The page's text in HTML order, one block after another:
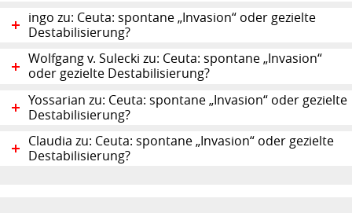
ingo zu: Ceuta: spontane „Invasion“ oder gezielte
Destabilisierung?
Wolfgang v. Sulecki zu: Ceuta: spontane „Invasion“
oder gezielte Destabilisierung?
Yossarian zu: Ceuta: spontane „Invasion“ oder gezielte
Destabilisierung?
Claudia zu: Ceuta: spontane „Invasion“ oder gezielte
Destabilisierung?